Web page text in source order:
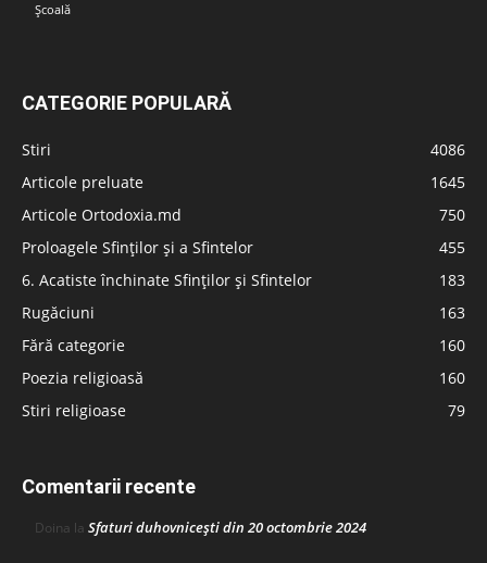
Școală
CATEGORIE POPULARĂ
Stiri
4086
Articole preluate
1645
Articole Ortodoxia.md
750
Proloagele Sfinților și a Sfintelor
455
6. Acatiste închinate Sfinților și Sfintelor
183
Rugăciuni
163
Fără categorie
160
Poezia religioasă
160
Stiri religioase
79
Comentarii recente
Doina la Sfaturi duhovnicești din 20 octombrie 2024